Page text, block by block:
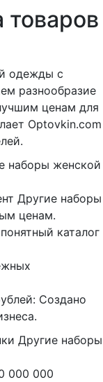
товаров
одежды с
разнообразие
ценам для
Optovkin.com
наборы женской
Другие наборы
ценам.
каталог
Создано
Другие наборы
000 000